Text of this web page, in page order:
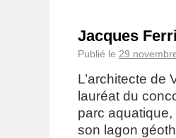
Jacques
Publié le 29
L’architecte de
lauréat du
parc aquatique,
son lagon